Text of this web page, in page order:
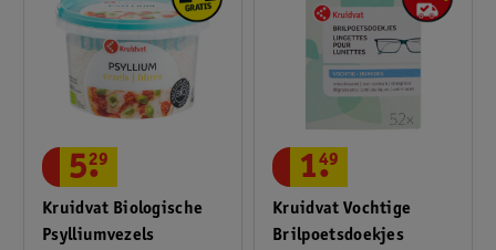
Kruidvat Biologische
Psylliumvezels
5.
29
Kruidvat Vochtige
Brilpoetsdoekjes
1.
49